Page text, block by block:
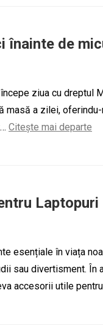
înainte de
ziua cu dreptul
masă a zilei,
Citește mai departe
Laptopuri
esențiale în viața
sau divertisment. În
accesorii utile